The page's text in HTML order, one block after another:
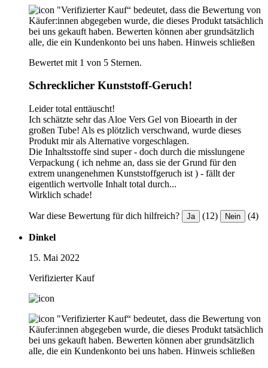
"Verifizierter Kauf“ bedeutet, dass die Bewertung von
Käufer:innen abgegeben wurde, die dieses Produkt tatsächlich
bei uns gekauft haben. Bewerten können aber grundsätzlich
alle, die ein Kundenkonto bei uns haben. Hinweis schließen
Bewertet mit 1 von 5 Sternen.
Schrecklicher Kunststoff-Geruch!
Leider total enttäuscht!
Ich schätzte sehr das Aloe Vers Gel von Bioearth in der
großen Tube! Als es plötzlich verschwand, wurde dieses
Produkt mir als Alternative vorgeschlagen.
Die Inhaltsstoffe sind super - doch durch die misslungene
Verpackung ( ich nehme an, dass sie der Grund für den
extrem unangenehmen Kunststoffgeruch ist ) - fällt der
eigentlich wertvolle Inhalt total durch...
Wirklich schade!
War diese Bewertung für dich hilfreich? Ja (12) Nein (4)
Dinkel
15. Mai 2022
Verifizierter Kauf
"Verifizierter Kauf“ bedeutet, dass die Bewertung von
Käufer:innen abgegeben wurde, die dieses Produkt tatsächlich
bei uns gekauft haben. Bewerten können aber grundsätzlich
alle, die ein Kundenkonto bei uns haben. Hinweis schließen